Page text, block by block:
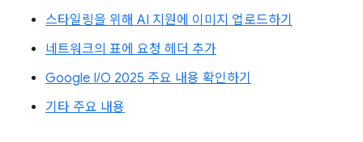
스타일링을 위해 AI 지원에 이미지 업로드하기
네트워크의 표에 요청 헤더 추가
Google I/O 2025 주요 내용 확인하기
기타 주요 내용